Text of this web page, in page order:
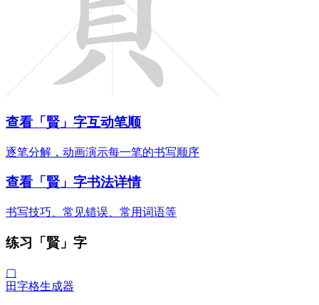
查看「賢」字互动笔顺
逐笔分解，动画演示每一笔的书写顺序
查看「賢」字书法详情
书写技巧、常见错误、常用词语等
练习「賢」字
▢
田字格生成器